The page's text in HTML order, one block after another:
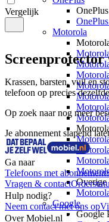
Motorola
Overige
Google
Google
Vergelijk
Krassen, barsten, vuil en
telefoon op precies
Op zoek naar nog meer
Je abonnement slapend
Ga naar
Telefoons met abonnement
Vragen & contact
Hulp nodig?
Neem contact met ons op
Over Mobiel.nl